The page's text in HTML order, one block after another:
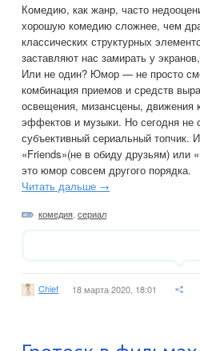
Комедию, как жанр, часто
хорошую комедию сложнее, чем
классических структурных
заставляют нас замирать у
Или не один? Юмор — не просто
комбинация приемов и средств
освещения, мизансцены, движения
эффектов и музыки. Но сегодня не
субъективный сериальный топчик.
«Friends»(не в обиду друзьям) или
это юмор совсем другого порядка.
Читать дальше →
комедия сериал
Chief 18 марта 2020, 18:01